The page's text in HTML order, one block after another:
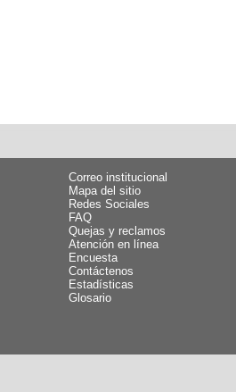
Correo institucional
Mapa del sitio
Redes Sociales
FAQ
Quejas y reclamos
Atención en línea
Encuesta
Contáctenos
Estadísticas
Glosario